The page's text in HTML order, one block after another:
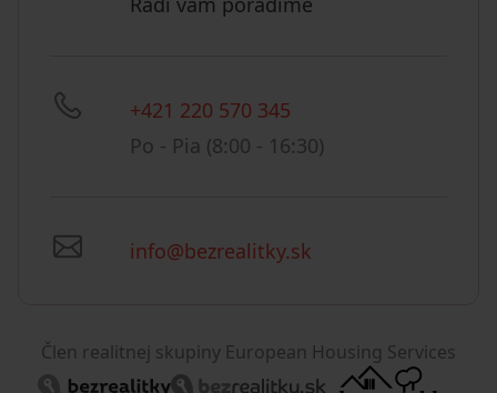
+421 220 570 345
Po - Pia (8:00 - 16:30)
info@bezrealitky.sk
Člen realitnej skupiny European Housing Services